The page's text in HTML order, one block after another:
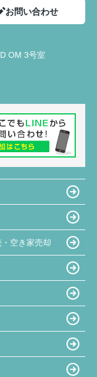
お問い合わせ
OM 3号室
空き家売却